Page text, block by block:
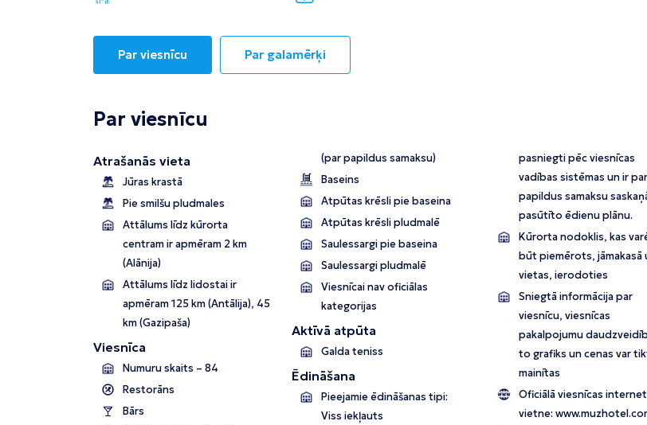
Par viesnīcu Par galamērķi
Par viesnīcu
Atrašanās vieta
Jūras krastā
Pie smilšu pludmales
Attālums līdz kūrorta
centram ir apmēram 2 km
(Alānija)
Attālums līdz lidostai ir
apmēram 125 km (Antālija), 45
km (Gazipaša)
Viesnīca
Numuru skaits – 84
Restorāns
Bārs
(par papildus samaksu)
Baseins
Atpūtas krēsli pie baseina
Atpūtas krēsli pludmalē
Saulessargi pie baseina
Saulessargi pludmalē
Viesnīcai nav oficiālas
kategorijas
Aktīvā atpūta
Galda teniss
Ēdināšana
Pieejamie ēdināšanas tipi:
Viss iekļauts
pasniegti pēc viesnīcas
vadības sistēmas un ir par
papildus samaksu
pasūtīto ēdienu plānu.
Kūrorta nodoklis, kas
būt piemērots, jāmakasā
vietas, ierodoties
Sniegtā informācija par
viesnīcu, viesnīcas
pakalpojumu
to grafiks un cenas var
mainītas
Oficiālā viesnīcas
vietne: